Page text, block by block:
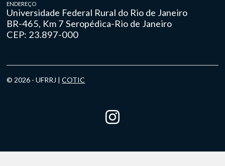
ENDEREÇO
Universidade Federal Rural do Rio de Janeiro
BR-465, Km 7 Seropédica-Rio de Janeiro
CEP: 23.897-000
© 2026 - UFRRJ |COTIC